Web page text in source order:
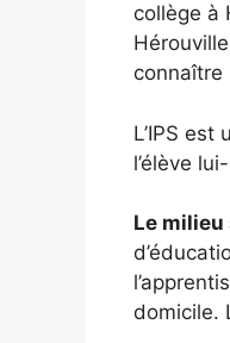
collège à
connaître
L’IPS est
l’élève
Le
domicile.